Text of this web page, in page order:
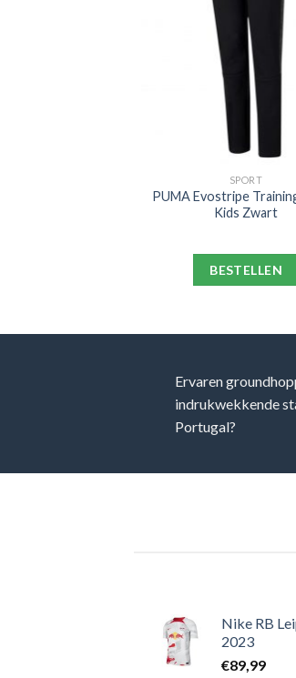
SPORT
PUMA Evostripe
Kids Zwart
BESTELLEN
Ervaren
indrukwekkende
Portugal?
Nike RB
2023
€89,99